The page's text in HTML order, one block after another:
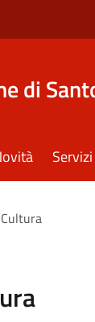
di
Servizi
Cultura